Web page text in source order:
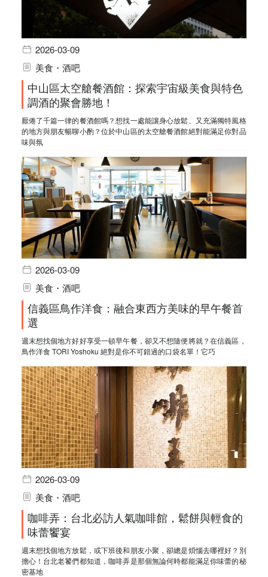
2026-03-09
美食・酒吧
中山區太空艙餐酒館：探索宇宙級美食與特色
調酒的聚會勝地！
厭倦了千篇一律的餐酒館嗎？想找一處能讓身心放鬆、又充滿獨特風格
的地方與朋友暢聊小酌？位於中山區的太空艙餐酒館絕對能滿足你對品
味與氛
2026-03-09
美食・酒吧
信義區鳥作洋食：融合東西方美味的早午餐首
選
週末想找個地方好好享受一頓早午餐，卻又不想隨便將就？在信義區，
鳥作洋食 TORI Yoshoku 絕對是你不可錯過的口袋名單！它巧
2026-03-09
美食・酒吧
咖啡弄：台北必訪人氣咖啡館，鬆餅與輕食的
味蕾饗宴
週末想找個地方放鬆，或下班後和朋友小聚，卻總是煩惱去哪裡好？別
擔心！台北老饕們都知道，咖啡弄是那個無論何時都能滿足你味蕾的秘
密基地